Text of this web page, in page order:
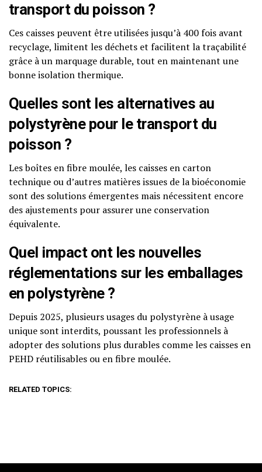
transport du poisson ?
Ces caisses peuvent être utilisées jusqu’à 400 fois avant
recyclage, limitent les déchets et facilitent la traçabilité
grâce à un marquage durable, tout en maintenant une
bonne isolation thermique.
Quelles sont les alternatives au
polystyrène pour le transport du
poisson ?
Les boîtes en fibre moulée, les caisses en carton
technique ou d’autres matières issues de la bioéconomie
sont des solutions émergentes mais nécessitent encore
des ajustements pour assurer une conservation
équivalente.
Quel impact ont les nouvelles
réglementations sur les emballages
en polystyrène ?
Depuis 2025, plusieurs usages du polystyrène à usage
unique sont interdits, poussant les professionnels à
adopter des solutions plus durables comme les caisses en
PEHD réutilisables ou en fibre moulée.
RELATED TOPICS: